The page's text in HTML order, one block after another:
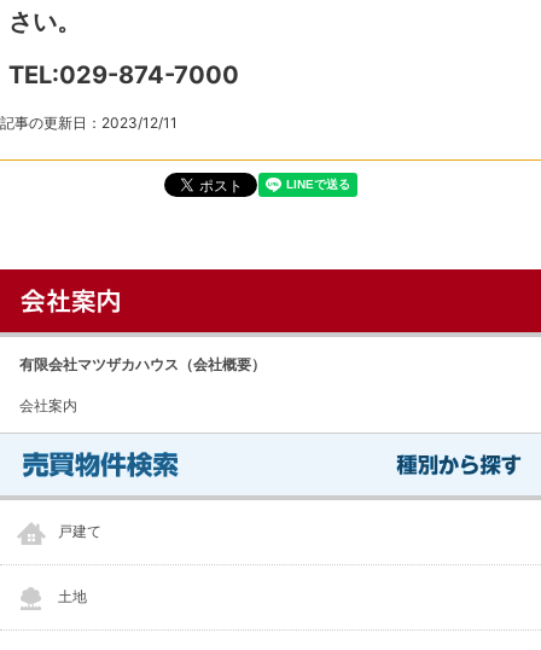
さい。
TEL:029-874-7000
記事の更新日： 2023/12/11
有限会社マツザカハウス（会社概要）
会社案内
戸建て
土地